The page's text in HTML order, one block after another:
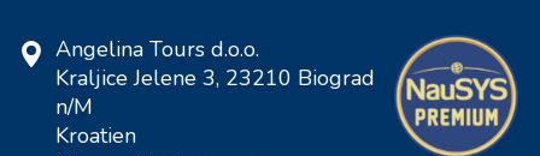
Angelina Tours d.o.o.
Kraljice Jelene 3, 23210 Biograd
n/M
Kroatien